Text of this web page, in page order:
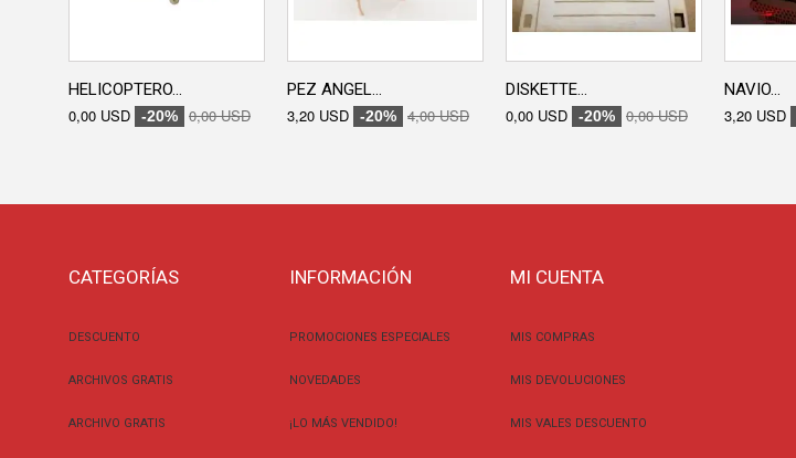
HELICOPTERO...
0,00 USD -20% 0,00 USD
PEZ ANGEL...
3,20 USD -20% 4,00 USD
DISKETTE...
0,00 USD -20% 0,00 USD
NAVIO...
3,20 USD
CATEGORÍAS
DESCUENTO
ARCHIVOS GRATIS
ARCHIVO GRATIS
INFORMACIÓN
PROMOCIONES ESPECIALES
NOVEDADES
¡LO MÁS VENDIDO!
MI CUENTA
MIS COMPRAS
MIS DEVOLUCIONES
MIS VALES DESCUENTO